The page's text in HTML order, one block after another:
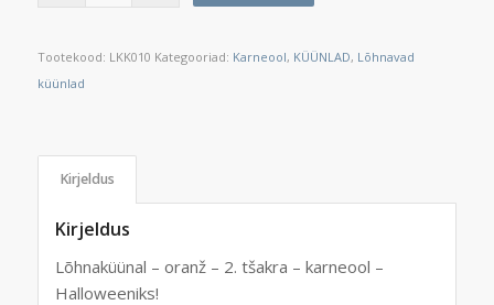
Tootekood: LKK010 Kategooriad: Karneool, KÜÜNLAD, Lõhnavad
küünlad
Kirjeldus
Kirjeldus
Lõhnaküünal – oranž – 2. tšakra – karneool –
Halloweeniks!